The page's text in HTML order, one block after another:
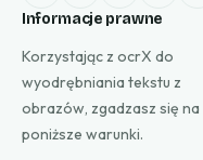
Informacje prawne
Korzystając z ocrX do
wyodrębniania tekstu z
obrazów, zgadzasz się na
poniższe warunki.